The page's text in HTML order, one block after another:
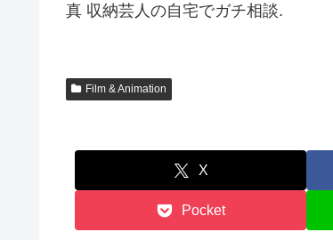
真 収納芸人の自宅でガチ相談.
Film & Animation
X
Pocket